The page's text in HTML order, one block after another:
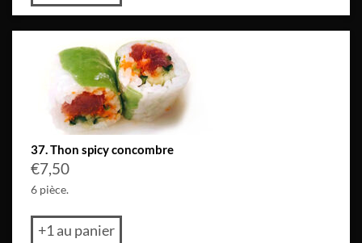
37. Thon spicy concombre
€7,50
6 pièce.
+1 au panier